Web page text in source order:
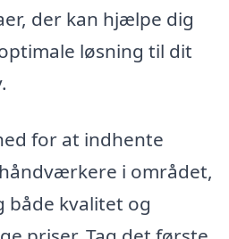
der kan hjælpe dig
løsning til dit
for at indhente
i området,
både kvalitet og